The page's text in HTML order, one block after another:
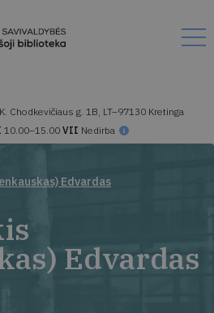
Chodkevičiaus g. 1B, LT–97130 Kretinga
10.00–15.00 VII Nedirba
Edvardas
Edvardas